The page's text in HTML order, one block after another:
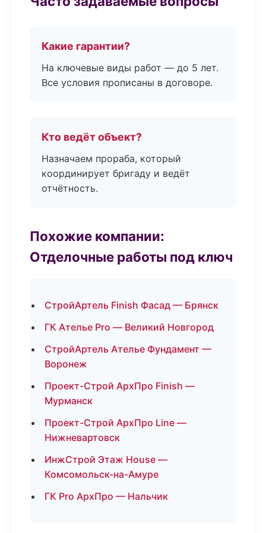
Какие гарантии?
На ключевые виды работ — до 5 лет.
Все условия прописаны в договоре.
Кто ведёт объект?
Назначаем прораба, который
координирует бригаду и ведёт
отчётность.
Похожие компании:
Отделочные работы под ключ
СтройАртель Finish Фасад — Брянск
ГК Ателье Pro — Великий Новгород
СтройАртель Ателье Фундамент —
Воронеж
Проект-Строй АрхПро Finish —
Мурманск
Проект-Строй АрхПро Line —
Нижневартовск
ИнжСтрой Этаж House —
Комсомольск-на-Амуре
ГК Pro АрхПро — Нальчик